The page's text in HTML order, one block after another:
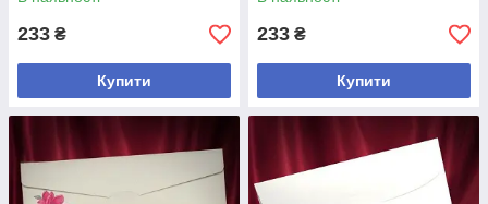
233 ₴
Купити
233 ₴
Купити